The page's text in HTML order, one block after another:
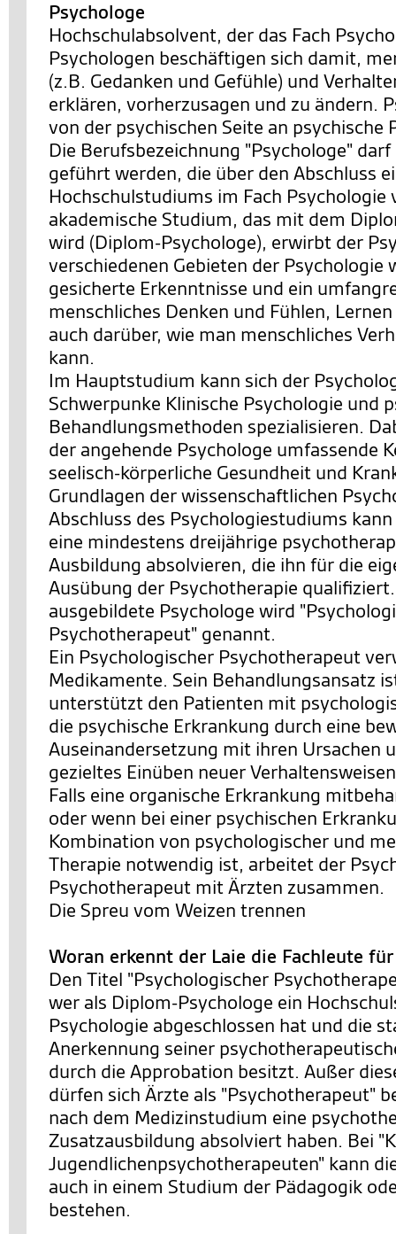
Psychologe
Hochschulabsolvent, der das Fach
Psychologen beschäftigen sich damit,
(z.B. Gedanken und Gefühle) und
erklären, vorherzusagen und zu ändern.
von der psychischen Seite an psychische
Die Berufsbezeichnung "Psychologe"
geführt werden, die über den Abschluss
Hochschulstudiums im Fach Psychologie
akademische Studium, das mit dem
wird (Diplom-Psychologe), erwirbt der
verschiedenen Gebieten der Psychologie
gesicherte Erkenntnisse und ein
menschliches Denken und Fühlen,
auch darüber, wie man menschliches
kann.
Im Hauptstudium kann sich der
Schwerpunke Klinische Psychologie und
Behandlungsmethoden spezialisieren.
der angehende Psychologe umfassende
seelisch-körperliche Gesundheit und
Grundlagen der wissenschaftlichen
Abschluss des Psychologiestudiums
eine mindestens dreijährige
Ausbildung absolvieren, die ihn für die
Ausübung der Psychotherapie
ausgebildete Psychologe wird
Psychotherapeut" genannt.
Ein Psychologischer Psychotherapeut
Medikamente. Sein Behandlungsansatz
unterstützt den Patienten mit
die psychische Erkrankung durch eine
Auseinandersetzung mit ihren Ursachen
gezieltes Einüben neuer
Falls eine organische Erkrankung
oder wenn bei einer psychischen
Kombination von psychologischer und
Therapie notwendig ist, arbeitet der
Psychotherapeut mit Ärzten zusammen.
Die Spreu vom Weizen trennen
Woran erkennt der Laie die Fachleute
Den Titel "Psychologischer
wer als Diplom-Psychologe ein
Psychologie abgeschlossen hat und die
Anerkennung seiner
durch die Approbation besitzt. Außer
dürfen sich Ärzte als "Psychotherapeut"
nach dem Medizinstudium eine
Zusatzausbildung absolviert haben. Bei
Jugendlichenpsychotherapeuten" kann
auch in einem Studium der Pädagogik
bestehen.